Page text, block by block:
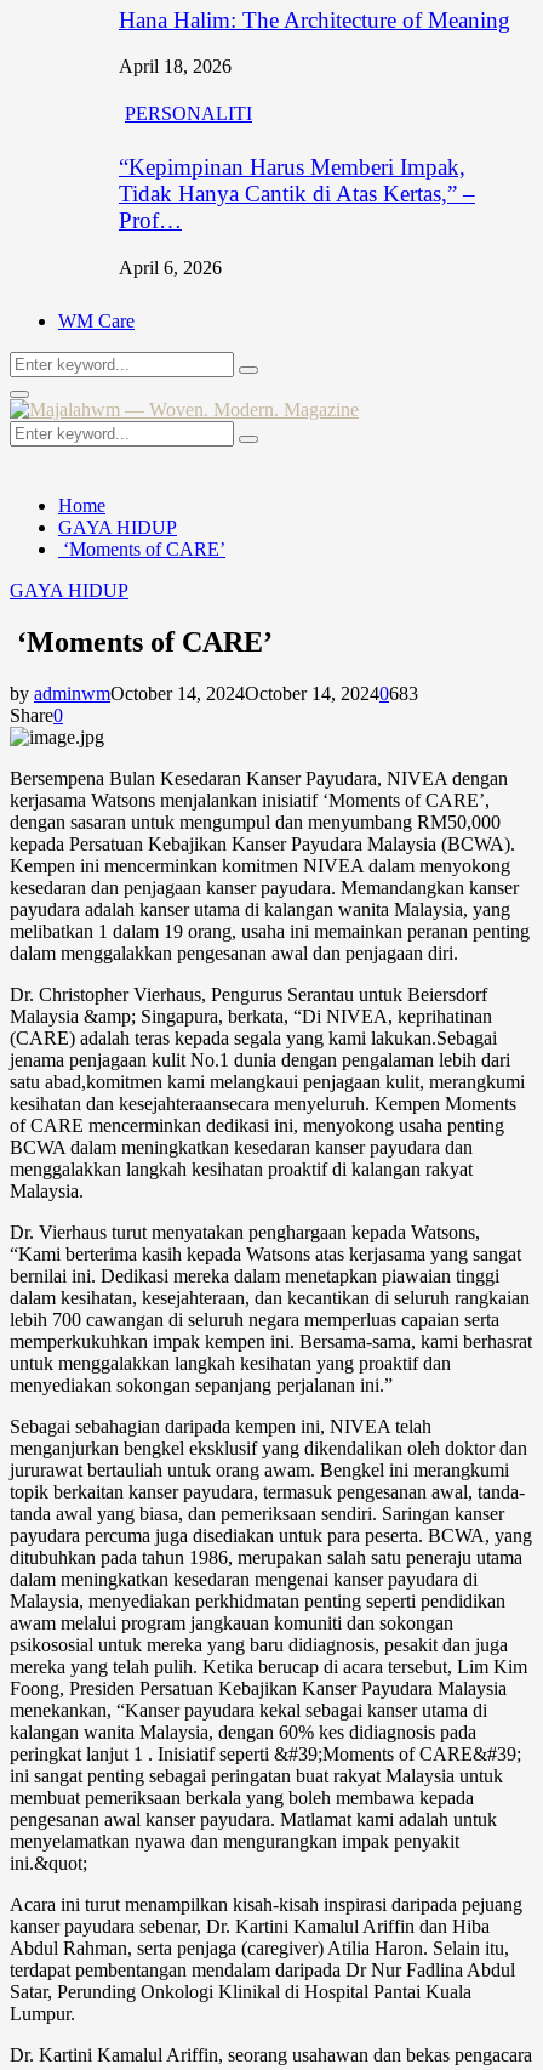
Hana Halim: The Architecture of Meaning
April 18, 2026
PERSONALITI
“Kepimpinan Harus Memberi Impak,
Tidak Hanya Cantik di Atas Kertas,” –
Prof…
April 6, 2026
WM Care
Search
for:
Search
Primary
Menu
Search
for:
Search
Home
GAYA HIDUP
‘Moments of CARE’
GAYA HIDUP
‘Moments of CARE’
by adminwmOctober 14, 2024October 14, 20240683
Share0
Bersempena Bulan Kesedaran Kanser Payudara, NIVEA dengan
kerjasama Watsons menjalankan inisiatif ‘Moments of CARE’,
dengan sasaran untuk mengumpul dan menyumbang RM50,000
kepada Persatuan Kebajikan Kanser Payudara Malaysia (BCWA).
Kempen ini mencerminkan komitmen NIVEA dalam menyokong
kesedaran dan penjagaan kanser payudara. Memandangkan kanser
payudara adalah kanser utama di kalangan wanita Malaysia, yang
melibatkan 1 dalam 19 orang, usaha ini memainkan peranan penting
dalam menggalakkan pengesanan awal dan penjagaan diri.
Dr. Christopher Vierhaus, Pengurus Serantau untuk Beiersdorf
Malaysia &amp; Singapura, berkata, “Di NIVEA, keprihatinan
(CARE) adalah teras kepada segala yang kami lakukan.Sebagai
jenama penjagaan kulit No.1 dunia dengan pengalaman lebih dari
satu abad,komitmen kami melangkaui penjagaan kulit, merangkumi
kesihatan dan kesejahteraansecara menyeluruh. Kempen Moments
of CARE mencerminkan dedikasi ini, menyokong usaha penting
BCWA dalam meningkatkan kesedaran kanser payudara dan
menggalakkan langkah kesihatan proaktif di kalangan rakyat
Malaysia.
Dr. Vierhaus turut menyatakan penghargaan kepada Watsons,
“Kami berterima kasih kepada Watsons atas kerjasama yang sangat
bernilai ini. Dedikasi mereka dalam menetapkan piawaian tinggi
dalam kesihatan, kesejahteraan, dan kecantikan di seluruh rangkaian
lebih 700 cawangan di seluruh negara memperluas capaian serta
memperkukuhkan impak kempen ini. Bersama-sama, kami berhasrat
untuk menggalakkan langkah kesihatan yang proaktif dan
menyediakan sokongan sepanjang perjalanan ini.”
Sebagai sebahagian daripada kempen ini, NIVEA telah
menganjurkan bengkel eksklusif yang dikendalikan oleh doktor dan
jururawat bertauliah untuk orang awam. Bengkel ini merangkumi
topik berkaitan kanser payudara, termasuk pengesanan awal, tanda-
tanda awal yang biasa, dan pemeriksaan sendiri. Saringan kanser
payudara percuma juga disediakan untuk para peserta. BCWA, yang
ditubuhkan pada tahun 1986, merupakan salah satu peneraju utama
dalam meningkatkan kesedaran mengenai kanser payudara di
Malaysia, menyediakan perkhidmatan penting seperti pendidikan
awam melalui program jangkauan komuniti dan sokongan
psikososial untuk mereka yang baru didiagnosis, pesakit dan juga
mereka yang telah pulih. Ketika berucap di acara tersebut, Lim Kim
Foong, Presiden Persatuan Kebajikan Kanser Payudara Malaysia
menekankan, “Kanser payudara kekal sebagai kanser utama di
kalangan wanita Malaysia, dengan 60% kes didiagnosis pada
peringkat lanjut 1 . Inisiatif seperti &#39;Moments of CARE&#39;
ini sangat penting sebagai peringatan buat rakyat Malaysia untuk
membuat pemeriksaan berkala yang boleh membawa kepada
pengesanan awal kanser payudara. Matlamat kami adalah untuk
menyelamatkan nyawa dan mengurangkan impak penyakit
ini.&quot;
Acara ini turut menampilkan kisah-kisah inspirasi daripada pejuang
kanser payudara sebenar, Dr. Kartini Kamalul Ariffin dan Hiba
Abdul Rahman, serta penjaga (caregiver) Atilia Haron. Selain itu,
terdapat pembentangan mendalam daripada Dr Nur Fadlina Abdul
Satar, Perunding Onkologi Klinikal di Hospital Pantai Kuala
Lumpur.
Dr. Kartini Kamalul Ariffin, seorang usahawan dan bekas pengacara